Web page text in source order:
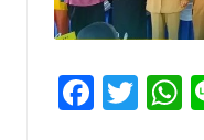
F
T